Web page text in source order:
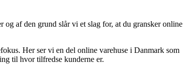
af den grund slår vi et slag for, at du gransker online
Her ser vi en del online varehuse i Danmark som
til hvor tilfredse kunderne er.